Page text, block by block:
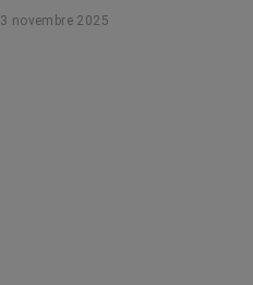
3 novembre 2025